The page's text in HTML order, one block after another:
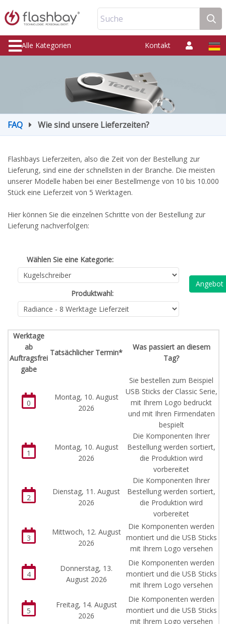
Suche
Alle Kategorien Kontakt
FAQ Wie sind unsere Lieferzeiten?
Flashbays Lieferzeiten, also die Zeit von der Bestellung zur
Lieferung, sind eine der schnellsten in der Branche. Die meisten
unserer Modelle haben bei einer Bestellmenge von 10 bis 10.000
Stück eine Lieferzeit von 5 Werktagen.
Hier können Sie die einzelnen Schritte von der Bestellung zur
Lieferung nachverfolgen:
Wählen Sie eine Kategorie:
Produktwahl:
Angebot
Werktage
ab
Auftragsfrei
gabe
Tatsächlicher Termin*
Was passiert an diesem
Tag?
0
Montag, 10. August
2026
Sie bestellen zum Beispiel
USB Sticks der Classic Serie,
mit Ihrem Logo bedruckt
und mit Ihren Firmendaten
bespielt
1
Montag, 10. August
2026
Die Komponenten Ihrer
Bestellung werden sortiert,
die Produktion wird
vorbereitet
2
Dienstag, 11. August
2026
Die Komponenten Ihrer
Bestellung werden sortiert,
die Produktion wird
vorbereitet
3
Mittwoch, 12. August
2026
Die Komponenten werden
montiert und die USB Sticks
mit Ihrem Logo versehen
4
Donnerstag, 13.
August 2026
Die Komponenten werden
montiert und die USB Sticks
mit Ihrem Logo versehen
5
Freitag, 14. August
2026
Die Komponenten werden
montiert und die USB Sticks
mit Ihrem Logo versehen